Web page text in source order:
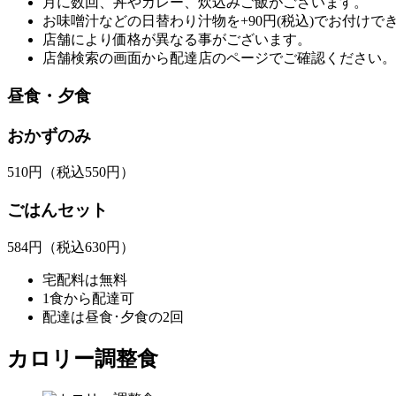
お味噌汁などの日替わり汁物を+90円(税込)でお付けで
店舗により価格が異なる事がございます。
店舗検索の画面から配達店のページでご確認ください。
昼食・夕食
おかずのみ
510円 （税込550円）
ごはんセット
584円 （税込630円）
宅配料は無料
1食から配達可
配達は昼食･夕食の2回
カロリー調整食